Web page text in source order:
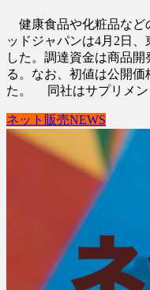
健康食品や化粧品など
ッドジャパンは4月2日
した。調達資金は商品
る。なお、初値は公開価
た。 同社はサプリメ
ネット販売NEWS